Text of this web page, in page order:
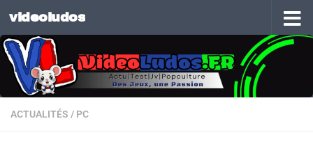
Skip to content
videoludos
ACTUALITÉS / PC